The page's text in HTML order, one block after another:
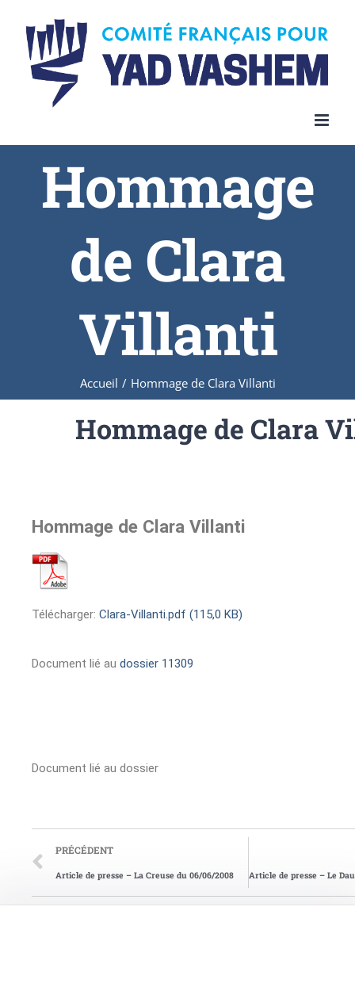
Hommage
de Clara
Villanti
Accueil / Hommage de Clara Villanti
Hommage de Clara
Hommage de Clara Villanti
Télécharger: Clara-Villanti.pdf (115,0 KB)
Document lié au dossier 11309
Document lié au dossier
PRÉCÉDENT
Article de presse – La Creuse du 06/06/2008